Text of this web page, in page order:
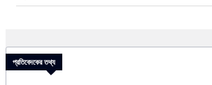
প্রতিবেদকের তথ্য